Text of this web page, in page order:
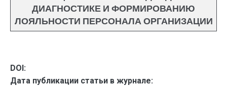
ДИАГНОСТИКЕ И ФОРМИРОВАНИЮ
ЛОЯЛЬНОСТИ ПЕРСОНАЛА ОРГАНИЗАЦИИ
DOI:
Дата публикации статьи в журнале: